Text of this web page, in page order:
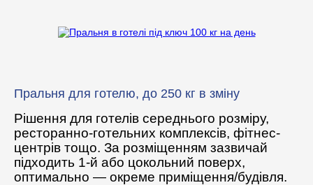
Пральня для готелю, до 250 кг в зміну
Рішення для готелів середнього розміру,
ресторанно-готельних комплексів, фітнес-
центрів тощо. За розміщенням зазвичай
підходить 1-й або цокольний поверх,
оптимально — окреме приміщення/будівля.